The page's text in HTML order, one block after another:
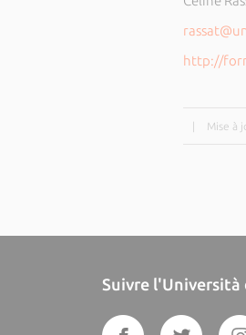
http://
Mise à
Suivre l'Università